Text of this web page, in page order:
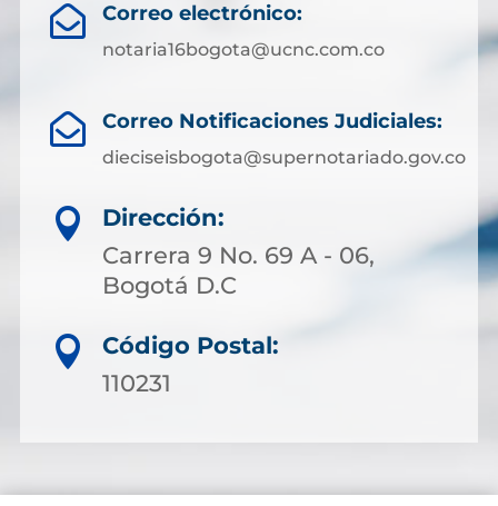
 Correo electrónico:
notaria16bogota@ucnc.com.co
 Correo Notificaciones Judiciales:
dieciseisbogota@supernotariado.gov.co

Dirección:
Carrera 9 No. 69 A - 06,
Bogotá D.C

Código Postal:
110231